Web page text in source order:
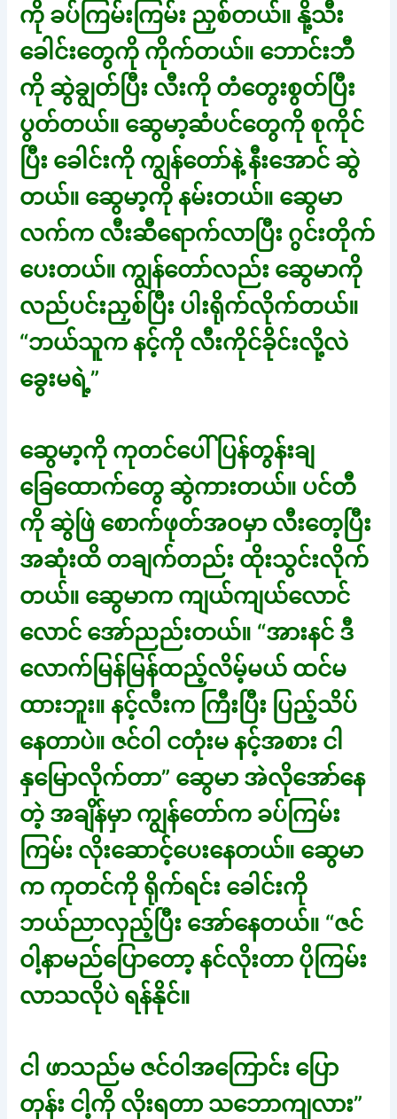
ကို ခပ်ကြမ်းကြမ်း ညှစ်တယ်။ နို့သီး
ခေါင်းတွေကို ကိုက်တယ်။ ဘောင်းဘီ
ကို ဆွဲချွတ်ပြီး လီးကို တံတွေးစွတ်ပြီး
ပွတ်တယ်။ ဆွေမာ့ဆံပင်တွေကို စုကိုင်
ပြီး ခေါင်းကို ကျွန်တော်နဲ့ နီးအောင် ဆွဲ
တယ်။ ဆွေမာ့ကို နမ်းတယ်။ ဆွေမာ
လက်က လီးဆီရောက်လာပြီး ဂွင်းတိုက်
ပေးတယ်။ ကျွန်တော်လည်း ဆွေမာကို
လည်ပင်းညှစ်ပြီး ပါးရိုက်လိုက်တယ်။
“ဘယ်သူက နင့်ကို လီးကိုင်ခိုင်းလို့လဲ
ခွေးမရဲ့”
ဆွေမာ့ကို ကုတင်ပေါ် ပြန်တွန်းချ
ခြေထောက်တွေ ဆွဲကားတယ်။ ပင်တီ
ကို ဆွဲဖြဲ စောက်ဖုတ်အဝမှာ လီးတေ့ပြီး
အဆုံးထိ တချက်တည်း ထိုးသွင်းလိုက်
တယ်။ ဆွေမာက ကျယ်ကျယ်လောင်
လောင် အော်ညည်းတယ်။ “အားနင် ဒီ
လောက်မြန်မြန်ထည့်လိမ့်မယ် ထင်မ
ထားဘူး။ နင့်လီးက ကြီးပြီး ပြည့်သိပ်
နေတာပဲ။ ဇင်ဝါ ငတုံးမ နင့်အစား ငါ
နှမြောလိုက်တာ” ဆွေမာ အဲလိုအော်နေ
တဲ့ အချိန်မှာ ကျွန်တော်က ခပ်ကြမ်း
ကြမ်း လိုးဆောင့်ပေးနေတယ်။ ဆွေမာ
က ကုတင်ကို ရိုက်ရင်း ခေါင်းကို
ဘယ်ညာလှည့်ပြီး အော်နေတယ်။ “ဇင်
ဝါ့နာမည်ပြောတော့ နင်လိုးတာ ပိုကြမ်း
လာသလိုပဲ ရန်နိုင်။
ငါ ဖာသည်မ ဇင်ဝါအကြောင်း ပြော
တုန်း ငါ့ကို လိုးရတာ သဘောကျလား”